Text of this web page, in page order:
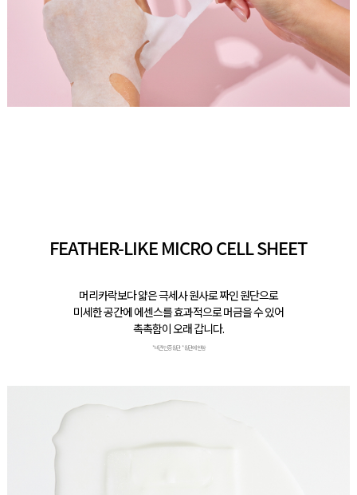
FEATHER-LIKE MICRO CELL SHEET
머리카락보다 얇은 극세사 원사로 짜인 원단으로
미세한 공간에 에센스를 효과적으로 머금을 수 있어
촉촉함이 오래 갑니다.
* 비건 인증 원단 * 원단에 한함